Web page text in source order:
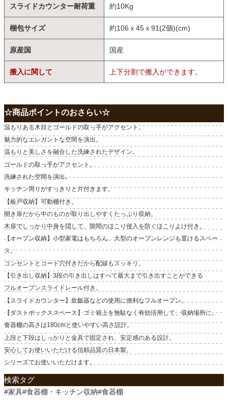
スライドカウンター耐荷重 約10Kg
梱包サイズ 約106ｘ45ｘ91(2個)(cm)
原産国 国産
搬入に関して 上下分割で搬入ができます。
☆商品ポイントのおさらい☆
温もりある木目とゴールドの取っ手がアクセント。
魅力的なエレガントな空間を演出。
温もりと美しさを融合した洗練されたデザイン。
ゴールドの取っ手がアクセント。
洗練された空間を演出。
キッチン周りがすっきりと片付きます。
【板戸収納】可動棚付き。
開き扉だから中のものが取り出しやすくたっぷり収納。
木扉でしっかり中身を隠して、隙間のほこり侵入を防ぐほこりよけ付き。
【オープン収納】小型家電はもちろん、大型のオーブンレンジも置けるスペー
ス。
コンセントとコード穴付きだから配線もスッキリ。
【引き出し収納】3段の引き出しはすべて最大まで引き出すことができる
フルオープンスライドレール付き。
【スライドカウンター】炊飯器などの使用に便利なフルオープン。
【ダストボックススペース】ゴミ箱上を無駄なく有効活用して、収納場所に。
食器棚の高さは180cmと使いやすい高さ設計。
上段と下段はしっかりと金具で固定され、安定感のある設計。
安心してお使いいただける信頼品質の日本製。
シリーズでお使いいただけます。
検索タグ
#家具#食器棚・キッチン収納#食器棚